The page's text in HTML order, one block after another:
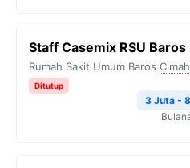
Staff Casemix RSU Baros
Rumah Sakit Umum Baros
Ditutup
3 Juta -